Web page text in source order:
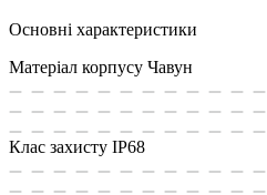
Основні характеристики
Матеріал корпусу Чавун
Клас захисту IP68